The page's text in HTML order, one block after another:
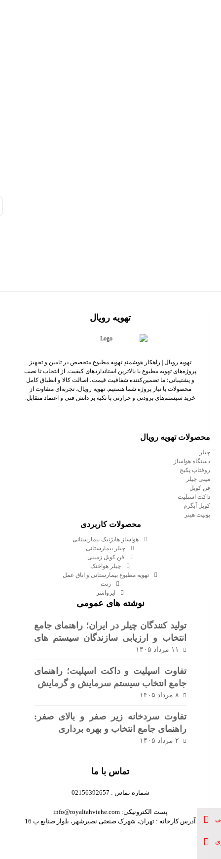
تهویه رویال
تهویه رویال | راهکار هوشمندِ تهویه مطبوع متخصص در تامین و تجهیز
پروژه‌های تهویه مطبوع با بالاترین استانداردهای کیفیت. از انتخاب تا نصب
و پشتیبانی؛ ما تضمین‌کننده شفافیت قیمت، اصالت کالا و انطباق کامل
محصولات با نیاز پروژه شما هستیم. تهویه رویال، تجربه‌ای متفاوت از
خرید سیستم‌های برودتی و حرارتی با تکیه بر دانش فنی و اعتماد متقابل.
محصولات تهویه رویال
چیلر
دستگاه هواساز
روفتاپ پکیج
مینی چیلر
فن کویل
داکت اسپلیت
کویل آبگرم
یونیت هیتر
محصولات کاربردی
هواساز هایژنیک بیمارستانی
چیلر بیمارستانی
فن کویل زمینی
چیلر هواخنک
تهویه مطبوع بیمارستانی و اتاق عمل
زنت
ایرواشر
نوشته های عمومی
تولید کنندگان چیلر در ایران؛ راهنمای جامع
انتخاب و ارزیابی سازندگان سیستم های
برودتی
۱۱ مرداد ۱۴۰۵
تفاوت اسپلیت و داکت اسپلیت؛ راهنمای
جامع انتخاب سیستم سرمایش و گرمایش
۸ مرداد ۱۴۰۵
تفاوت سردخانه زیر صفر و بالای صفر:
راهنمای جامع انتخاب و بهره برداری
۲ مرداد ۱۴۰۵
تماس با ما
شماره تماس : 02156392657
پست الکترونیکی: info@royaltahviehe.com
آدرس کارخانه : تهران، شهرک صنعتی نصیرشهر، بلوار صنایع پ 16